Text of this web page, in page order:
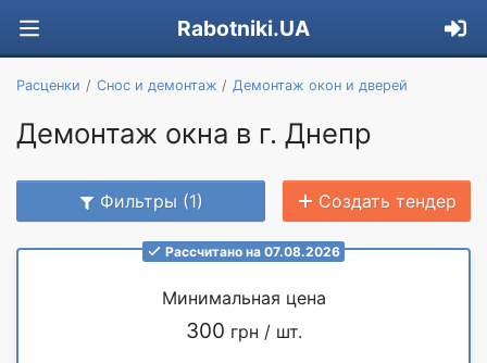
Rabotniki.UA
Расценки Снос и демонтаж Демонтаж окон и дверей
Демонтаж окна в г. Днепр
Фильтры (1) Создать тендер
Рассчитано на 07.08.2026
Минимальная цена
300 грн / шт.